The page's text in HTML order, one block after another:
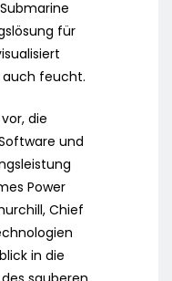
für
auch feucht.
die
und
Power
Chief
in die